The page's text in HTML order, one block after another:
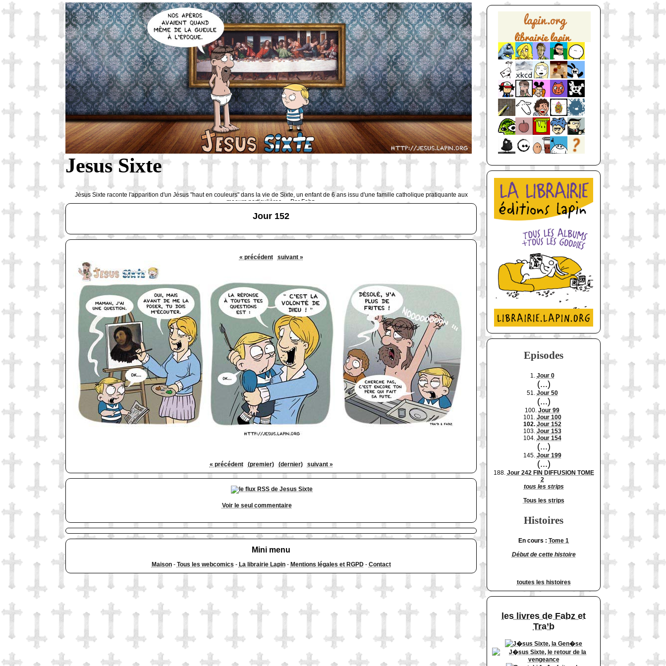
Jesus Sixte
Jésus Sixte raconte l'apparition d'un Jésus "haut en couleurs" dans la vie de Sixte, un enfant de 6 ans issu d'une famille catholique pratiquante aux
moeurs particulières … Par Fabz.
http://www.lefabz.com/
Jour 152
« précédent suivant »
« précédent (premier) (dernier) suivant »
Voir le seul commentaire
Mini menu
Maison- Tous les webcomics - La librairie Lapin- Mentions légales et RGPD- Contact
Episodes
1. Jour 0
(...)
51. Jour 50
(...)
100. Jour 99
101. Jour 100
102. Jour 152
103. Jour 153
104. Jour 154
(...)
145. Jour 199
(...)
188. Jour 242 FIN DIFFUSION TOME
2
tous les strips
Tous les strips
Histoires
En cours : Tome 1
Début de cette histoire
toutes les histoires
les livres de Fabz et
Tra’b